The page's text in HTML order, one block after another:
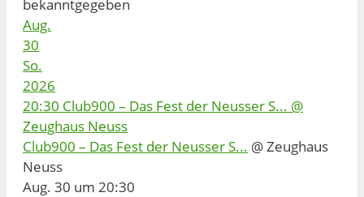
bekanntgegeben
Aug.
30
So.
2026
20:30 Club900 – Das Fest der Neusser S... @
Zeughaus Neuss
Club900 – Das Fest der Neusser S... @ Zeughaus
Neuss
Aug. 30 um 20:30